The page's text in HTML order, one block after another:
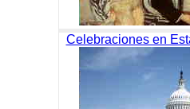
Celebraciones en